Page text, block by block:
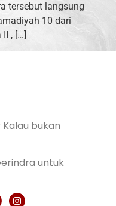
tersebut langsung
10 dari
, […]
bukan
untuk